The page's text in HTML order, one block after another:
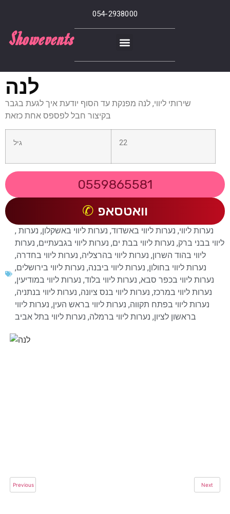
054-2938000
Showevents
לנה
שירותי ליווי, לנה מפנקת עד הסוף יודעת איך לגעת בגבר
בקיצור חבל לפספס אחת כזאת
גיל 22
0559865581
וואטסאפ
, נערות ליווי, נערות ליווי באשדוד, נערות ליווי באשקלון, נערות
ליווי בבני ברק, נערות ליווי בבת ים, נערות ליווי בגבעתיים, נערות
ליווי בהוד השרון, נערות ליווי בהרצליה, נערות ליווי בחדרה,
נערות ליווי בחולון, נערות ליווי ביבנה, נערות ליווי בירושלים,
נערות ליווי בכפר סבא, נערות ליווי בלוד, נערות ליווי במודיעין,
נערות ליווי במרכז, נערות ליווי בנס ציונה, נערות ליווי בנתניה,
נערות ליווי בפתח תקווה, נערות ליווי בראש העין, נערות ליווי
בראשון לציון, נערות ליווי ברמלה, נערות ליווי בתל אביב
Previous Next